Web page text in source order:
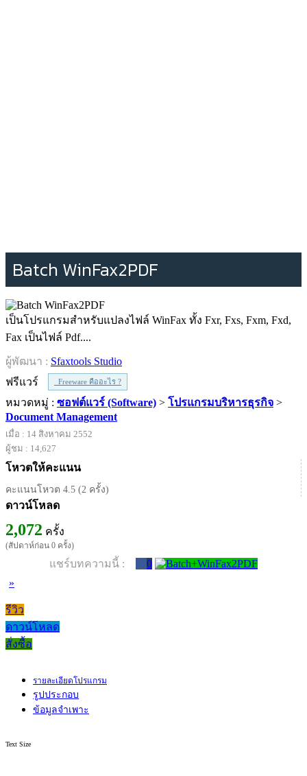
Batch WinFax2PDF
เป็นโปรแกรมสำหรับแปลงไฟล์ WinFax ทั้ง Fxr, Fxs, Fxm, Fxd,
Fax เป็นไฟล์ Pdf....
ผู้พัฒนา : Sfaxtools Studio
ฟรีแวร์
Freeware คืออะไร ?
หมวดหมู่ : ซอฟต์แวร์ (Software) > โปรแกรมบริหารธุรกิจ >
Document Management
เมื่อ : 14 สิงหาคม 2552
ผู้ชม : 14,627
โหวตให้คะแนน
คะแนนโหวต 4.5 (2 ครั้ง)
ดาวน์โหลด
2,072 ครั้ง
(สัปดาห์ก่อน 0 ครั้ง)
แชร์บทความนี้ :
0
»
รีวิว
ดาวน์โหลด
สั่งซื้อ
รายละเอียดโปรแกรม
รูปประกอบ
ข้อมูลจำเพาะ
Text Size